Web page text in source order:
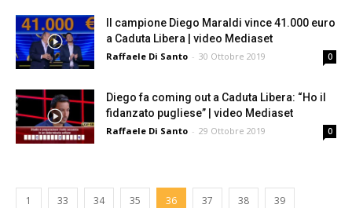
Il campione Diego Maraldi vince 41.000 euro
a Caduta Libera | video Mediaset
Raffaele Di Santo - 30 Ottobre 2019 0
Diego fa coming out a Caduta Libera: “Ho il
fidanzato pugliese” | video Mediaset
Raffaele Di Santo - 29 Ottobre 2019 0
1 33 34 35 36 37 38 39